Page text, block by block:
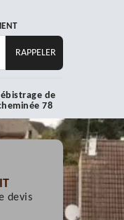
de
78
devis